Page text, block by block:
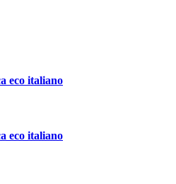
eco italiano
eco italiano